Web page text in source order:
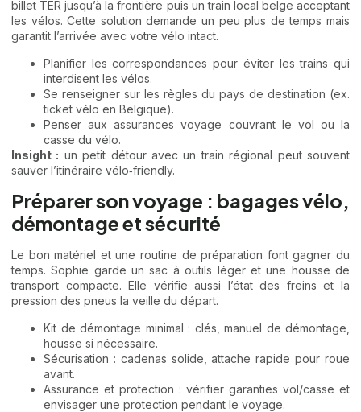
billet TER jusqu’à la frontière puis un train local belge acceptant
les vélos. Cette solution demande un peu plus de temps mais
garantit l’arrivée avec votre vélo intact.
Planifier les correspondances pour éviter les trains qui
interdisent les vélos.
Se renseigner sur les règles du pays de destination (ex.
ticket vélo en Belgique).
Penser aux assurances voyage couvrant le vol ou la
casse du vélo.
Insight : un petit détour avec un train régional peut souvent
sauver l’itinéraire vélo‑friendly.
Préparer son voyage : bagages vélo,
démontage et sécurité
Le bon matériel et une routine de préparation font gagner du
temps. Sophie garde un sac à outils léger et une housse de
transport compacte. Elle vérifie aussi l’état des freins et la
pression des pneus la veille du départ.
Kit de démontage minimal : clés, manuel de démontage,
housse si nécessaire.
Sécurisation : cadenas solide, attache rapide pour roue
avant.
Assurance et protection : vérifier garanties vol/casse et
envisager une protection pendant le voyage.